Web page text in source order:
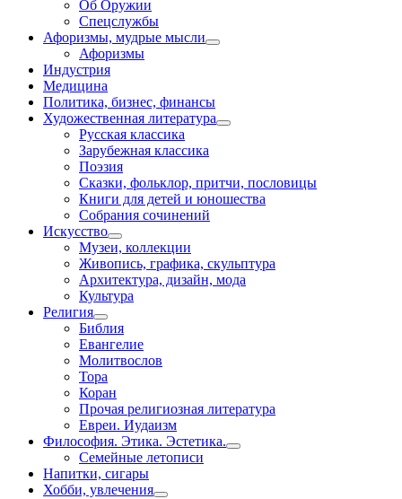
Об Оружии
Спецслужбы
Афоризмы, мудрые мысли
Афоризмы
Индустрия
Медицина
Политика, бизнес, финансы
Художественная литература
Русская классика
Зарубежная классика
Поэзия
Сказки, фольклор, притчи, пословицы
Книги для детей и юношества
Собрания сочинений
Искусство
Музеи, коллекции
Живопись, графика, скульптура
Архитектура, дизайн, мода
Культура
Религия
Библия
Евангелие
Молитвослов
Тора
Коран
Прочая религиозная литература
Евреи. Иудаизм
Философия. Этика. Эстетика.
Семейные летописи
Напитки, сигары
Хобби, увлечения